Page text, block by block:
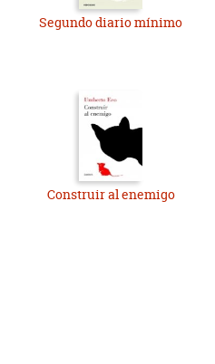
Segundo diario mínimo
Construir al enemigo